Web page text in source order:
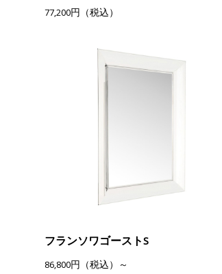
77,200円（税込）
フランソワゴーストS
86,800円（税込）～